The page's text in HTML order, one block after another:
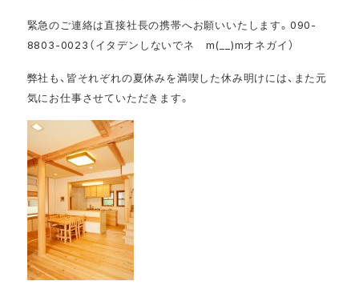
緊急のご連絡は直接社長の携帯へお願いいたします。090-
8803-0023（イタデンしないでネ m(__)mオネガイ）
弊社も、皆それぞれの夏休みを満喫した休み明けには、また元
気にお仕事させていただきます。